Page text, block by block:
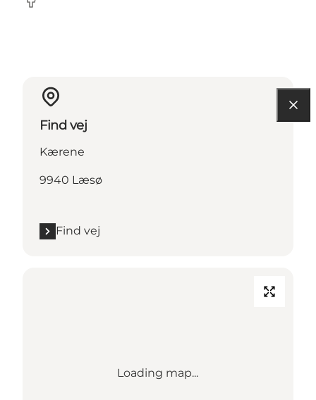
Facebook
Find vej
Kærene
9940 Læsø
Find vej
Loading map...